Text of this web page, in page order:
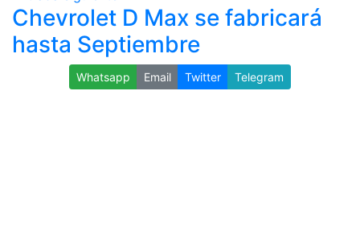
Chevrolet D Max se fabricará
hasta Septiembre
Whatsapp Email Twitter Telegram